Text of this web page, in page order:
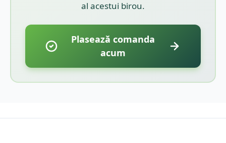
al acestui birou.
Plasează comanda
acum